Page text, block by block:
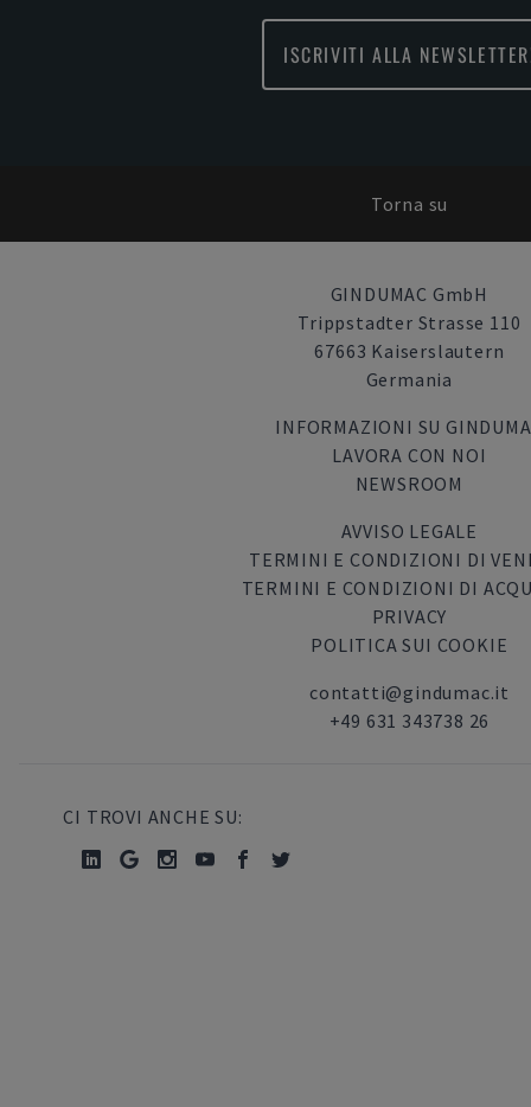
ISCRIVITI ALLA
Torna su
GINDUMAC GmbH
Trippstadter Strasse 110
67663 Kaiserslautern
Germania
INFORMAZIONI SU
LAVORA CON NOI
NEWSROOM
AVVISO LEGALE
TERMINI E CONDIZIONI DI
TERMINI E CONDIZIONI DI
PRIVACY
POLITICA SUI COOKIE
contatti@gindumac.it
+49 631 343738 26
CI TROVI ANCHE SU: